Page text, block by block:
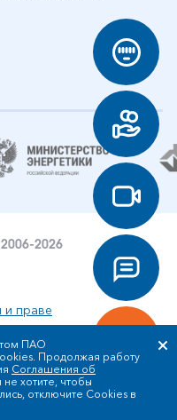
2026
и праве
в отношении
ПАО
Продолжая работу
Соглашения об
не хотите, чтобы
отключите Cookies в